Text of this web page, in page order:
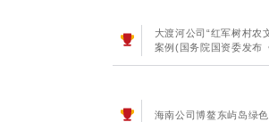
大渡河公司“红军树村农
案例(国务院国资委发布
海南公司博鳌东屿岛绿